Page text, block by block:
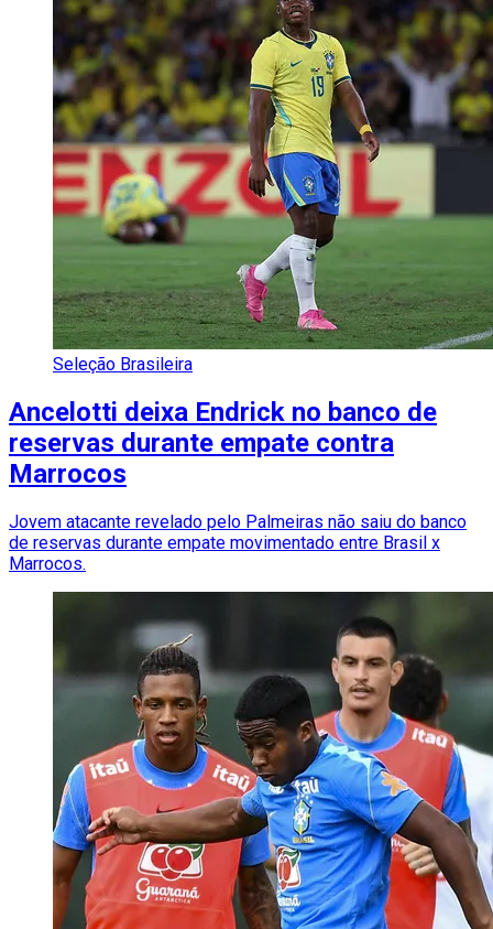
Seleção Brasileira
Ancelotti deixa Endrick no banco de
reservas durante empate contra
Marrocos
Jovem atacante revelado pelo Palmeiras não saiu do banco
de reservas durante empate movimentado entre Brasil x
Marrocos.